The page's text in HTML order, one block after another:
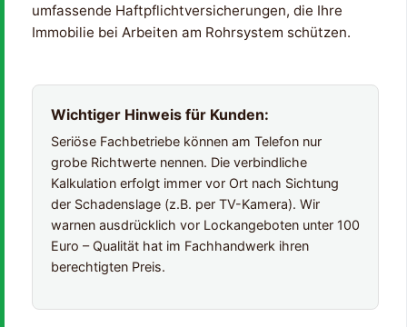
umfassende Haftpflichtversicherungen, die Ihre
Immobilie bei Arbeiten am Rohrsystem schützen.
Wichtiger Hinweis für Kunden:
Seriöse Fachbetriebe können am Telefon nur
grobe Richtwerte nennen. Die verbindliche
Kalkulation erfolgt immer vor Ort nach Sichtung
der Schadenslage (z.B. per TV-Kamera). Wir
warnen ausdrücklich vor Lockangeboten unter 100
Euro – Qualität hat im Fachhandwerk ihren
berechtigten Preis.